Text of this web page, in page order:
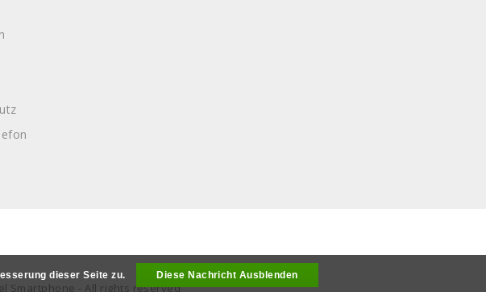
Smartphone - All rights reserved
dieser Seite zu.
Diese Nachricht Ausblenden